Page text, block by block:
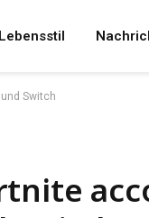
Lebensstil
Switch